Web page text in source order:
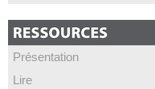
Présentation
Lire